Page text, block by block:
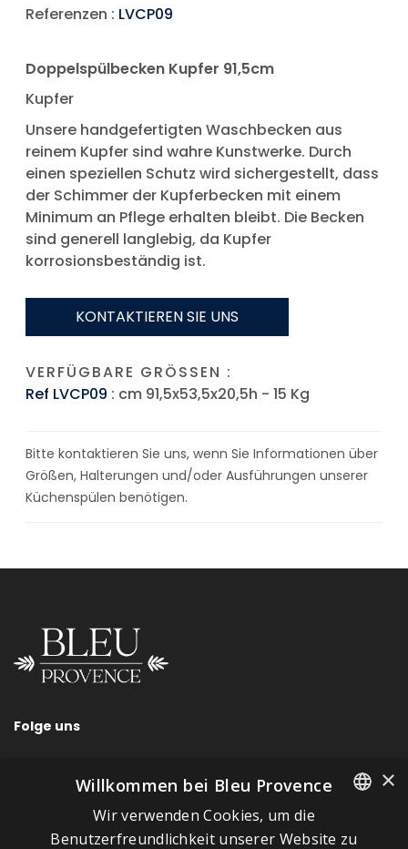
Referenzen : LVCP09
Doppelspülbecken Kupfer 91,5cm
Kupfer
Unsere handgefertigten Waschbecken aus
reinem Kupfer sind wahre Kunstwerke. Durch
einen speziellen Schutz wird sichergestellt, dass
der Schimmer der Kupferbecken mit einem
Minimum an Pflege erhalten bleibt. Die Becken
sind generell langlebig, da Kupfer
korrosionsbeständig ist.
KONTAKTIEREN SIE UNS
VERFÜGBARE GRÖSSEN :
Ref LVCP09 : cm 91,5x53,5x20,5h - 15 Kg
Bitte kontaktieren Sie uns, wenn Sie Informationen über
Größen, Halterungen und/oder Ausführungen unserer
Küchenspülen benötigen.
Folge uns
SCHNELLLINKS
FRENCH
×
Willkommen bei Bleu Provence
Wir verwenden Cookies, um die
Benutzerfreundlichkeit unserer Website zu